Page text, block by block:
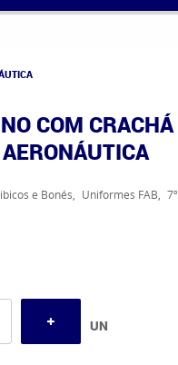
COM CRACHÁ
e Bonés Uniformes FAB
7º
UN